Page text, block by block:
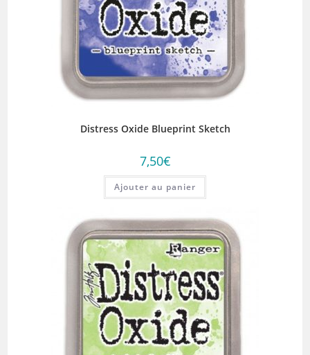
Distress Oxide Blueprint Sketch
7,50€
Ajouter au panier